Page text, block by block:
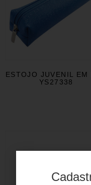
ESTOJO JUVENIL EM
YS27338